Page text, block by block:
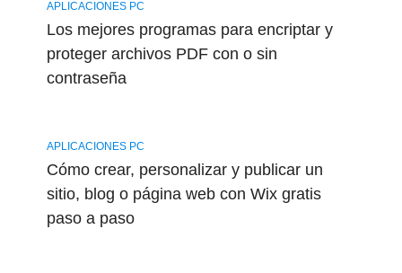
APLICACIONES PC
Los mejores programas para encriptar y
proteger archivos PDF con o sin
contraseña
APLICACIONES PC
Cómo crear, personalizar y publicar un
sitio, blog o página web con Wix gratis
paso a paso